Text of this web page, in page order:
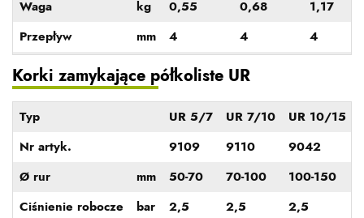
Waga kg 0,55 0,68 1,17
Przepływ mm 4 4 4
Korki zamykające półkoliste UR
Typ UR 5/7 UR 7/10 UR 10/15
Nr artyk. 9109 9110 9042
Ø rur mm 50-70 70-100 100-150
Ciśnienie robocze bar 2,5 2,5 2,5